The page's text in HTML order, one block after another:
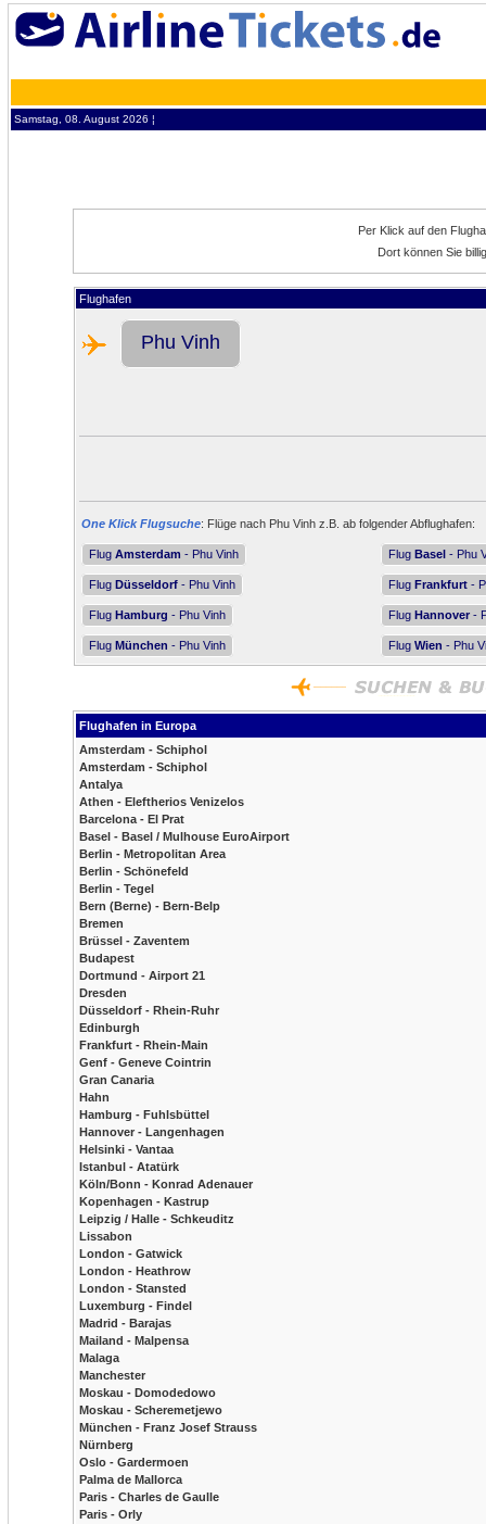
Samstag, 08. August 2026 ¦
Per Klick auf den
Dort können Sie
Flughafen
Phu Vinh
One Klick Flugsuche: Flüge nach Phu Vinh z.B. ab folgender Abflughafen:
Flug Amsterdam - Phu Vinh Flug Basel - Phu
Flug Düsseldorf - Phu Vinh Flug Frankfurt -
Flug Hamburg - Phu Vinh Flug Hannover -
Flug München - Phu Vinh Flug Wien - Phu
Flughafen in Europa
Amsterdam - Schiphol
Amsterdam - Schiphol
Antalya
Athen - Eleftherios Venizelos
Barcelona - El Prat
Basel - Basel / Mulhouse EuroAirport
Berlin - Metropolitan Area
Berlin - Schönefeld
Berlin - Tegel
Bern (Berne) - Bern-Belp
Bremen
Brüssel - Zaventem
Budapest
Dortmund - Airport 21
Dresden
Düsseldorf - Rhein-Ruhr
Edinburgh
Frankfurt - Rhein-Main
Genf - Geneve Cointrin
Gran Canaria
Hahn
Hamburg - Fuhlsbüttel
Hannover - Langenhagen
Helsinki - Vantaa
Istanbul - Atatürk
Köln/Bonn - Konrad Adenauer
Kopenhagen - Kastrup
Leipzig / Halle - Schkeuditz
Lissabon
London - Gatwick
London - Heathrow
London - Stansted
Luxemburg - Findel
Madrid - Barajas
Mailand - Malpensa
Malaga
Manchester
Moskau - Domodedowo
Moskau - Scheremetjewo
München - Franz Josef Strauss
Nürnberg
Oslo - Gardermoen
Palma de Mallorca
Paris - Charles de Gaulle
Paris - Orly